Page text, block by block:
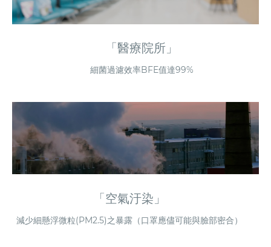
「醫療院所」
細菌過濾效率BFE值達99%
「空氣汙染」
減少細懸浮微粒(PM2.5)之暴露（口罩應儘可能與臉部密合）